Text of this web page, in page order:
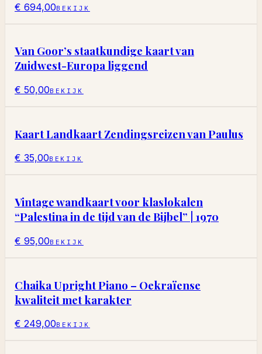
€ 694,00BEKIJK
Van Goor’s staatkundige kaart van
Zuidwest-Europa liggend
€ 50,00BEKIJK
Kaart Landkaart Zendingsreizen van Paulus
€ 35,00BEKIJK
Vintage wandkaart voor klaslokalen
“Palestina in de tijd van de Bijbel” | 1970
€ 95,00BEKIJK
Chaika Upright Piano – Oekraïense
kwaliteit met karakter
€ 249,00BEKIJK